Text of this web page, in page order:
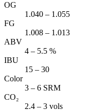
OG
1.040 – 1.055
FG
1.008 – 1.013
ABV
4 – 5.5 %
IBU
15 – 30
Color
3 – 6 SRM
CO₂
2.4 – 3 vols